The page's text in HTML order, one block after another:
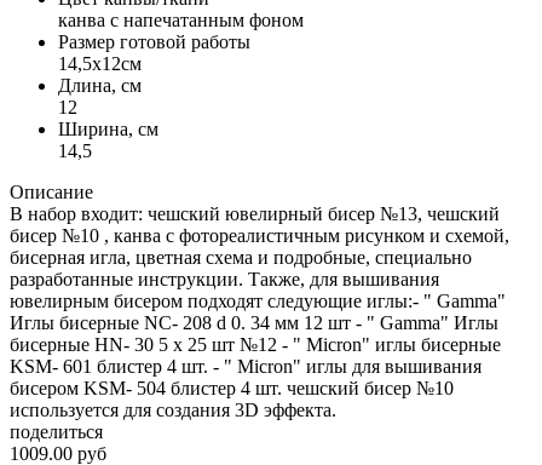
канва с напечатанным фоном
Размер готовой работы
14,5x12см
Длина, см
12
Ширина, см
14,5
Описание
В набор входит: чешский ювелирный бисер №13, чешский
бисер №10 , канва с фотореалистичным рисунком и схемой,
бисерная игла, цветная схема и подробные, специально
разработанные инструкции. Также, для вышивания
ювелирным бисером подходят следующие иглы:- " Gamma"
Иглы бисерные NC- 208 d 0. 34 мм 12 шт - " Gamma" Иглы
бисерные HN- 30 5 х 25 шт №12 - " Micron" иглы бисерные
KSM- 601 блистер 4 шт. - " Micron" иглы для вышивания
бисером KSM- 504 блистер 4 шт. чешский бисер №10
используется для создания 3D эффекта.
поделиться
1009.00 руб